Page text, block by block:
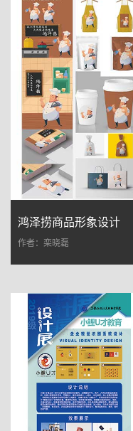
鸿泽捞商品形象设计
作者：栾晓磊